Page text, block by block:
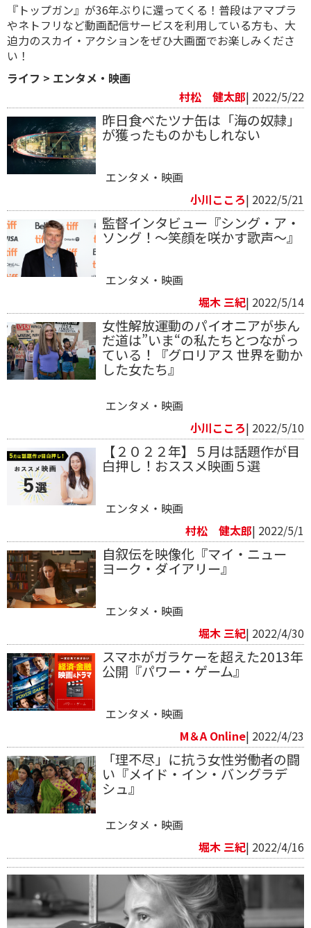
『トップガン』が36年ぶりに還ってくる！普段はアマプラ
やネトフリなど動画配信サービスを利用している方も、大
迫力のスカイ・アクションをぜひ大画面でお楽しみくださ
い！
ライフ > エンタメ・映画
村松 健太郎| 2022/5/22
昨日食べたツナ缶は「海の奴隷」
が獲ったものかもしれない
エンタメ・映画
小川こころ| 2022/5/21
監督インタビュー『シング・ア・
ソング！～笑顔を咲かす歌声～』
エンタメ・映画
堀木 三紀| 2022/5/14
女性解放運動のパイオニアが歩ん
だ道は”いま“の私たちとつながっ
ている！『グロリアス 世界を動か
した女たち』
エンタメ・映画
小川こころ| 2022/5/10
【２０２２年】５月は話題作が目
白押し！おススメ映画５選
エンタメ・映画
村松 健太郎| 2022/5/1
⾃叙伝を映像化『マイ・ニュー
ヨーク・ダイアリー』
エンタメ・映画
堀木 三紀| 2022/4/30
スマホがガラケーを超えた2013年
公開『パワー・ゲーム』
エンタメ・映画
M＆A Online| 2022/4/23
「理不尽」に抗う女性労働者の闘
い『メイド・イン・バングラデ
シュ』
エンタメ・映画
堀木 三紀| 2022/4/16